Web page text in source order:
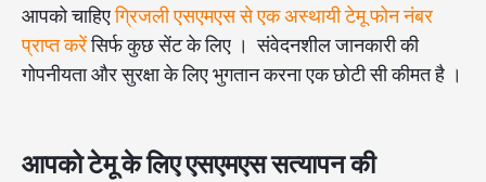
आपको चाहिएग्रिजली एसएमएस से एक अस्थायी टेमू फोन नंबर
प्राप्त करेंसिर्फ कुछ सेंट के लिए । संवेदनशील जानकारी की
गोपनीयता और सुरक्षा के लिए भुगतान करना एक छोटी सी कीमत है ।
आपको टेमू के लिए एसएमएस सत्यापन की